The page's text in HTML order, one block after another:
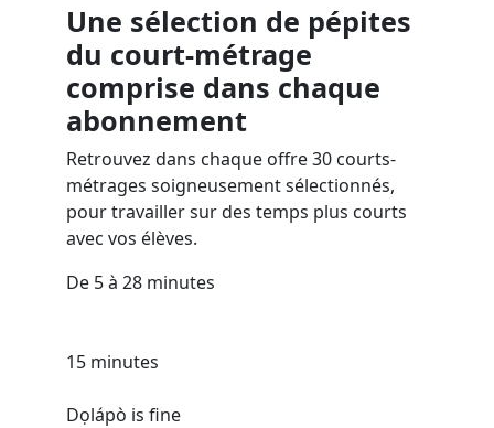
Une sélection de pépites
du court-métrage
comprise dans chaque
abonnement
Retrouvez dans chaque offre 30 courts-
métrages soigneusement sélectionnés,
pour travailler sur des temps plus courts
avec vos élèves.
De 5 à 28 minutes
15 minutes
Dọlápò is fine